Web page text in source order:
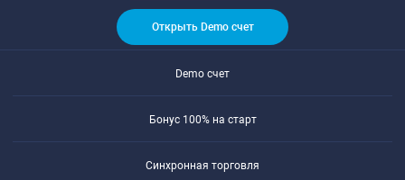
Открыть Demo счет
Demo счет
Бонус 100% на старт
Синхронная торговля